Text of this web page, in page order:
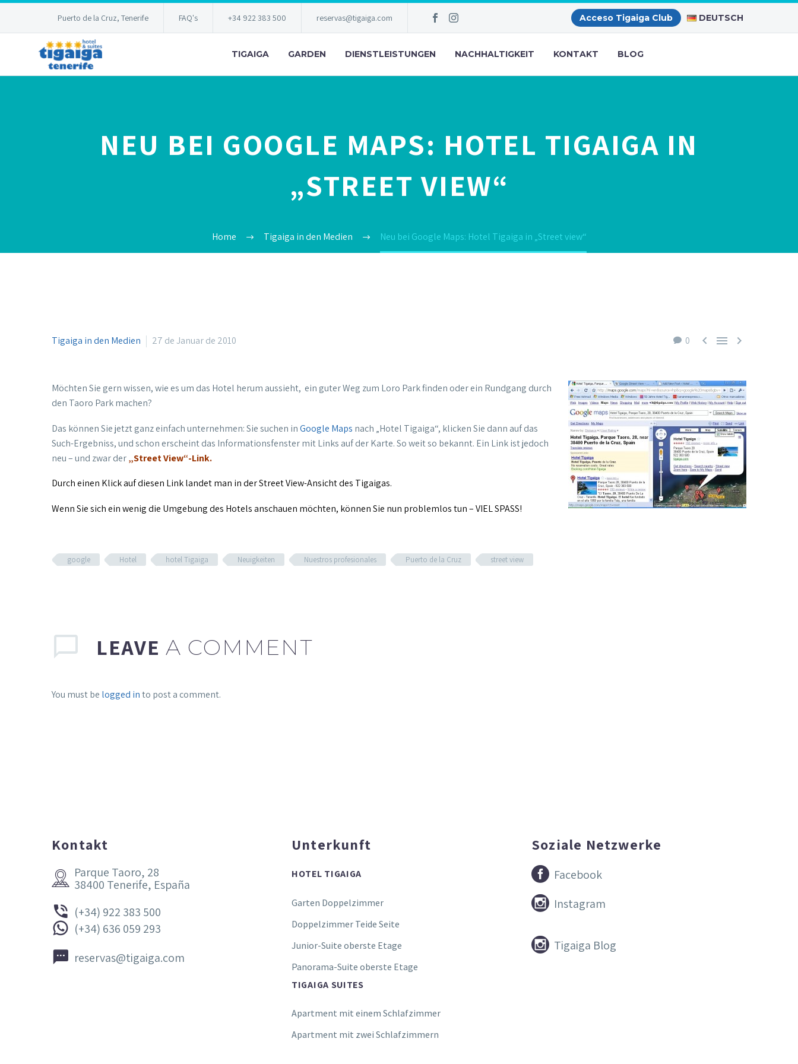
Puerto de la Cruz, Tenerife FAQ's +34 922 383 500 reservas@tigaiga.com Acceso Tigaiga Club DEUTSCH
TIGAIGA GARDEN DIENSTLEISTUNGEN NACHHALTIGKEIT KONTAKT BLOG
NEU BEI GOOGLE MAPS: HOTEL TIGAIGA IN
„STREET VIEW“
Home Tigaiga in den Medien Neu bei Google Maps: Hotel Tigaiga in „Street view“
0   
Tigaiga in den Medien 27 de Januar de 2010
Möchten Sie gern wissen, wie es um das Hotel herum aussieht, ein guter Weg zum Loro Park finden oder ein Rundgang durch
den Taoro Park machen?
Das können Sie jetzt ganz einfach unternehmen: Sie suchen inGoogle Maps nach „Hotel Tigaiga“, klicken Sie dann auf das
Such-Ergebniss, und schon erscheint das Informationsfenster mit Links auf der Karte. So weit so bekannt. Ein Link ist jedoch
neu – und zwar der„Street View“-Link.
Durch einen Klick auf diesen Link landet man in der Street View-Ansicht des Tigaigas.
Wenn Sie sich ein wenig die Umgebung des Hotels anschauen möchten, können Sie nun problemlos tun – VIEL SPASS!
google Hotel hotel Tigaiga Neuigkeiten Nuestros profesionales Puerto de la Cruz street view
LEAVE A COMMENT
You must be logged into post a comment.
Kontakt

 Parque Taoro, 28
38400 Tenerife, España

 (+34) 922 383 500

 (+34) 636 059 293

 reservas@tigaiga.com
Unterkunft
HOTEL TIGAIGA
Garten Doppelzimmer
Doppelzimmer Teide Seite
Junior-Suite oberste Etage
Panorama-Suite oberste Etage
TIGAIGA SUITES
Apartment mit einem Schlafzimmer
Apartment mit zwei Schlafzimmern
Soziale Netzwerke

 Facebook

 Instagram

 Tigaiga Blog